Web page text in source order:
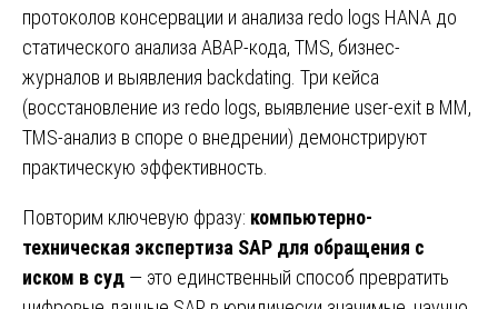
протоколов консервации и анализа redo logs HANA до
статического анализа ABAP-кода, TMS, бизнес-
журналов и выявления backdating. Три кейса
(восстановление из redo logs, выявление user-exit в MM,
TMS-анализ в споре о внедрении) демонстрируют
практическую эффективность.
Повторим ключевую фразу: компьютерно-
техническая экспертиза SAP для обращения с
иском в суд — это единственный способ превратить